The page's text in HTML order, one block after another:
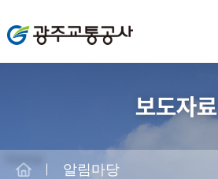
광주교통공사
보도자료
알림마당